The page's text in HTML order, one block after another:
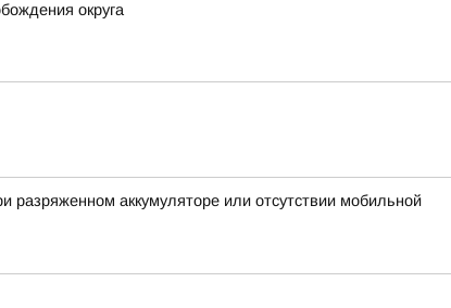
округа
разряженном аккумуляторе или отсутствии мобильной